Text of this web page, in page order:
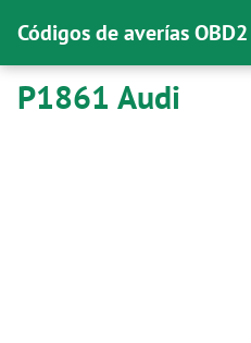
Códigos de averías OBD2
P1861 Audi